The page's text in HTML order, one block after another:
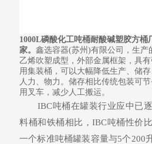
1000L磷酸化工吨桶耐酸碱塑胶方桶
家。 鑫选容器(苏州)有限公司，生产
乙烯吹塑成型，外部金属框架，具
用集装桶，可以大幅降低生产、储
人力、物力。储存相比传统包装可
用叉车，减少人工搬运。
IBC吨桶在罐装行业应中已逐
料桶和铁桶相比，IBC吨桶性价
一个标准吨桶罐装容量与5个200